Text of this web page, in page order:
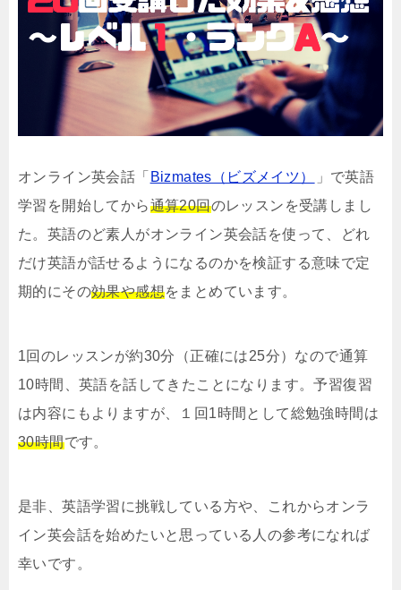
オンライン英会話「 Bizmates（ビズメイツ）
」で英語
学習を開始してから通算20回のレッスンを受講しまし
た。英語のど素人がオンライン英会話を使って、どれ
だけ英語が話せるようになるのかを検証する意味で定
期的にその効果や感想をまとめています。
1回のレッスンが約30分（正確には25分）なので通算
10時間、英語を話してきたことになります。予習復習
は内容にもよりますが、１回1時間として総勉強時間は
30時間です。
是非、英語学習に挑戦している方や、これからオンラ
イン英会話を始めたいと思っている人の参考になれば
幸いです。